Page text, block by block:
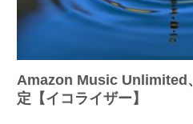
Amazon Music Unlimited
定【イコライザー】